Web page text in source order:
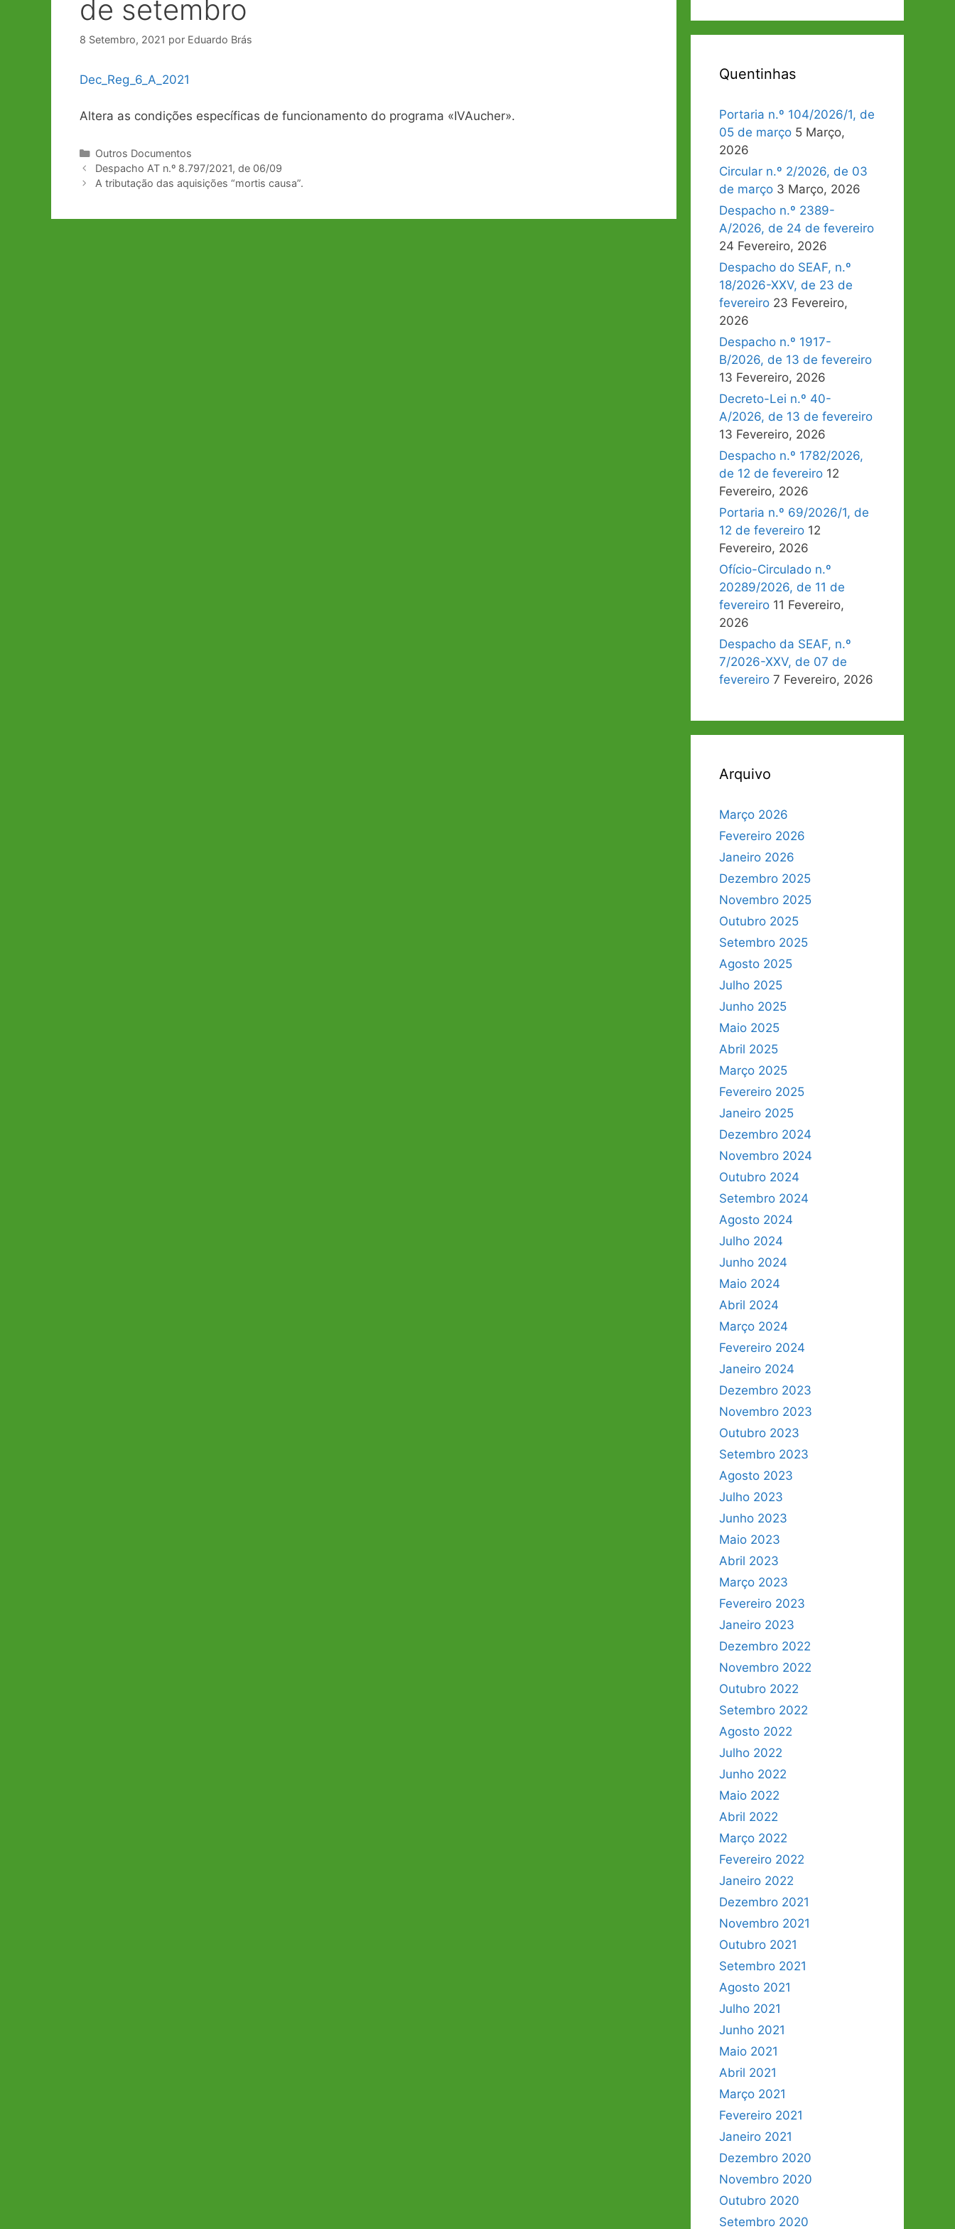
de setembro
8 Setembro, 2021 por Eduardo Brás
Dec_Reg_6_A_2021
Altera as condições específicas de funcionamento do programa «IVAucher».
Categorias
Outros Documentos
Navegação
de
Despacho AT n.º 8.797/2021, de 06/09
A tributação das aquisições “mortis causa”.
Quentinhas
Portaria n.º 104/2026/1, de
05 de março 5 Março,
2026
Circular n.º 2/2026, de 03
de março 3 Março, 2026
Despacho n.º 2389-
A/2026, de 24 de fevereiro
24 Fevereiro, 2026
Despacho do SEAF, n.º
18/2026-XXV, de 23 de
fevereiro 23 Fevereiro,
2026
Despacho n.º 1917-
B/2026, de 13 de fevereiro
13 Fevereiro, 2026
Decreto-Lei n.º 40-
A/2026, de 13 de fevereiro
13 Fevereiro, 2026
Despacho n.º 1782/2026,
de 12 de fevereiro 12
Fevereiro, 2026
Portaria n.º 69/2026/1, de
12 de fevereiro 12
Fevereiro, 2026
Ofício-Circulado n.º
20289/2026, de 11 de
fevereiro 11 Fevereiro,
2026
Despacho da SEAF, n.º
7/2026-XXV, de 07 de
fevereiro 7 Fevereiro, 2026
Arquivo
Março 2026
Fevereiro 2026
Janeiro 2026
Dezembro 2025
Novembro 2025
Outubro 2025
Setembro 2025
Agosto 2025
Julho 2025
Junho 2025
Maio 2025
Abril 2025
Março 2025
Fevereiro 2025
Janeiro 2025
Dezembro 2024
Novembro 2024
Outubro 2024
Setembro 2024
Agosto 2024
Julho 2024
Junho 2024
Maio 2024
Abril 2024
Março 2024
Fevereiro 2024
Janeiro 2024
Dezembro 2023
Novembro 2023
Outubro 2023
Setembro 2023
Agosto 2023
Julho 2023
Junho 2023
Maio 2023
Abril 2023
Março 2023
Fevereiro 2023
Janeiro 2023
Dezembro 2022
Novembro 2022
Outubro 2022
Setembro 2022
Agosto 2022
Julho 2022
Junho 2022
Maio 2022
Abril 2022
Março 2022
Fevereiro 2022
Janeiro 2022
Dezembro 2021
Novembro 2021
Outubro 2021
Setembro 2021
Agosto 2021
Julho 2021
Junho 2021
Maio 2021
Abril 2021
Março 2021
Fevereiro 2021
Janeiro 2021
Dezembro 2020
Novembro 2020
Outubro 2020
Setembro 2020